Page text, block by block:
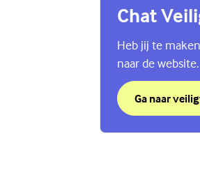
Chat
Heb jij te
naar de website.
Ga naar
over Chat
(Externe link)